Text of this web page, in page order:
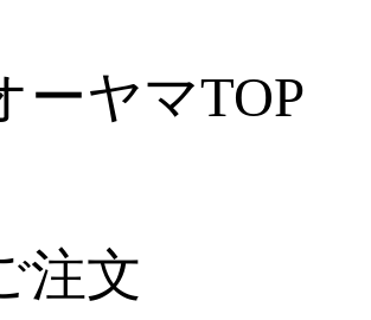
ーヤマTOP
注文